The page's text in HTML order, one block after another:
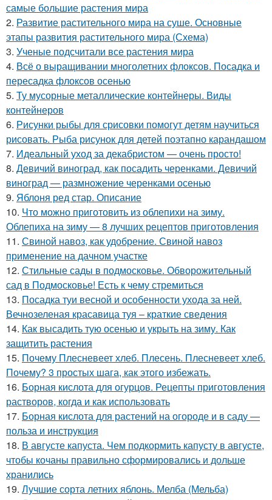
самые большие растения мира
2. Развитие растительного мира на суше. Основные
этапы развития растительного мира (Схема)
3. Ученые подсчитали все растения мира
4. Всё о выращивании многолетних флоксов. Посадка и
пересадка флоксов осенью
5. Ту мусорные металлические контейнеры. Виды
контейнеров
6. Рисунки рыбы для срисовки помогут детям научиться
рисовать. Рыба рисунок для детей поэтапно карандашом
7. Идеальный уход за декабристом — очень просто!
8. Девичий виноград, как посадить черенками. Девичий
виноград — размножение черенками осенью
9. Яблоня ред стар. Описание
10. Что можно приготовить из облепихи на зиму.
Облепиха на зиму — 8 лучших рецептов приготовления
11. Свиной навоз, как удобрение. Свиной навоз
применение на дачном участке
12. Стильные сады в подмосковье. Обворожительный
сад в Подмосковье! Есть к чему стремиться
13. Посадка туи весной и особенности ухода за ней.
Вечнозеленая красавица туя – краткие сведения
14. Как высадить тую осенью и укрыть на зиму. Как
защитить растения
15. Почему Плесневеет хлеб. Плесень. Плесневеет хлеб.
Почему? 3 простых шага, как этого избежать.
16. Борная кислота для огурцов. Рецепты приготовления
растворов, когда и как использовать
17. Борная кислота для растений на огороде и в саду —
польза и инструкция
18. В августе капуста. Чем подкормить капусту в августе,
чтобы кочаны правильно сформировались и дольше
хранились
19. Лучшие сорта летних яблонь. Мелба (Мельба)